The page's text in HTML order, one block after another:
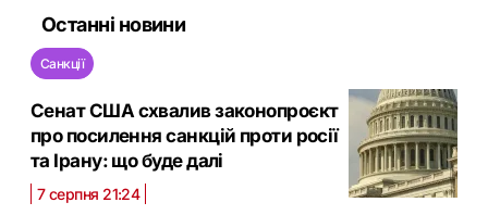
Останні новини
Санкції
Сенат США схвалив законопроєкт
про посилення санкцій проти росії
та Ірану: що буде далі
7 серпня 21:24